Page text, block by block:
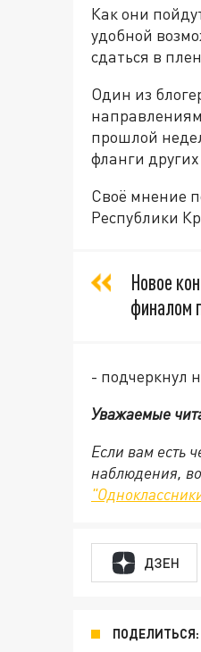
Как они
удобной
сдаться в
Один из
прошлой
фланги
Своё мнение
Республики
Новое
финалом
- подчеркнул
Уважаемые
Если вам есть
наблюдения,
ДЗЕН
ПОДЕЛИТЬСЯ: